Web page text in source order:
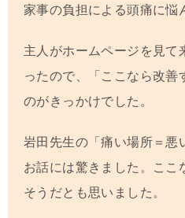
家事の負担による頭痛に悩
主人がホームページを見て
ったので、「ここなら改善
のがきっかけでした。
岩田先生の「痛い場所＝悪
お話には驚きました。ここ
そうだとも思いました。